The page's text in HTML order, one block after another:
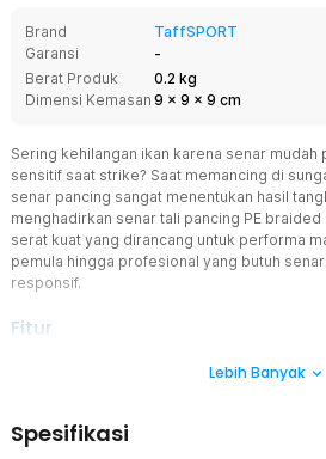
Brand
TaffSPORT
Garansi
-
Berat Produk
0.2 kg
Dimensi Kemasan 9 x 9 x 9 cm
Sering kehilangan ikan karena senar mudah
sensitif saat strike? Saat memancing di
senar pancing sangat menentukan hasil
menghadirkan senar tali pancing PE
serat kuat yang dirancang untuk performa
pemula hingga profesional yang butuh
responsif.
Fitur
Anyaman PE 4 Serat Super Kuat
Struktur ini membantu mengurangi risiko
Lebih Banyak
Spesifikasi